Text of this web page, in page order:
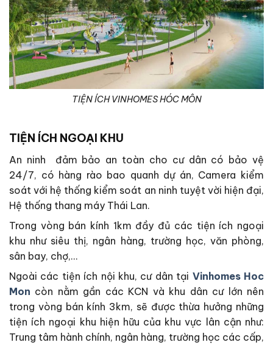
TIỆN ÍCH VINHOMES HÓC MÔN
TIỆN ÍCH NGOẠI KHU
An ninh đảm bảo an toàn cho cư dân có bảo vệ
24/7, có hàng rào bao quanh dự án, Camera kiểm
soát với hệ thống kiểm soát an ninh tuyệt vời hiện đại,
Hệ thống thang máy Thái Lan.
Trong vòng bán kính 1km đầy đủ các tiện ích ngoại
khu như siêu thị, ngân hàng, trường học, văn phòng,
sân bay, chợ,…
Ngoài các tiện ích nội khu, cư dân tại Vinhomes Hoc
Mon còn nằm gần các KCN và khu dân cư lớn nên
trong vòng bán kính 3km, sẽ được thừa hưởng những
tiện ích ngoại khu hiện hữu của khu vực lân cận như:
Trung tâm hành chính, ngân hàng, trường học các cấp,